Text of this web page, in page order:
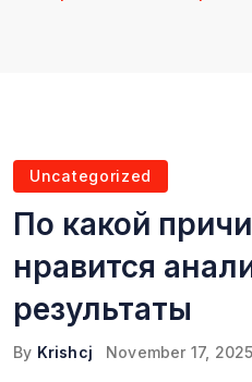
Uncategorized
По какой
нравится
результаты
By Krishcj November 17, 2025